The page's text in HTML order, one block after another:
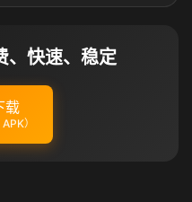
、快速、稳定
载
）